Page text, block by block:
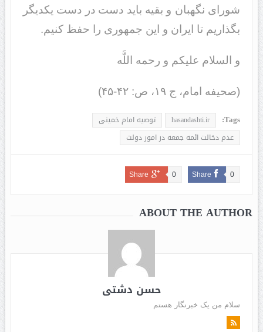
شوراى نگهبان و بقیه باید دست در دست یکدیگر
بگذاریم تا ایران و این جمهورى را حفظ کنیم.
و السلام علیکم و رحمه اللَّه
(صحیفه امام، ج ۱۹، ص: ۴۲-۴۵)
Tags:
hasandashti.ir
توصیه امام خمینی
عدم دخالت ائمه جمعه در امور دولت
Share 0
Share 0
ABOUT THE AUTHOR
حسن دشتی
سلام من یک خبرنگار هستم